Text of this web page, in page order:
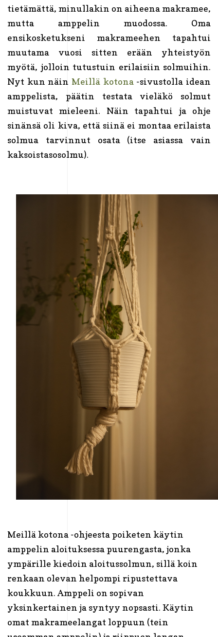
tietämättä, minullakin on aiheena makramee,
mutta amppelin muodossa. Oma
ensikosketukseni makrameehen tapahtui
muutama vuosi sitten erään yhteistyön
myötä, jolloin tutustuin erilaisiin solmuihin.
Nyt kun näin Meillä kotona-sivustolla idean
amppelista, päätin testata vieläkö solmut
muistuvat mieleeni. Näin tapahtui ja ohje
sinänsä oli kiva, että siinä ei montaa erilaista
solmua tarvinnut osata (itse asiassa vain
kaksoistasosolmu).
Meillä kotona -ohjeesta poiketen käytin
amppelin aloituksessa puurengasta, jonka
ympärille kiedoin aloitussolmun, sillä koin
renkaan olevan helpompi ripustettava
koukkuun. Amppeli on sopivan
yksinkertainen ja syntyy nopsasti. Käytin
omat makrameelangat loppuun (tein